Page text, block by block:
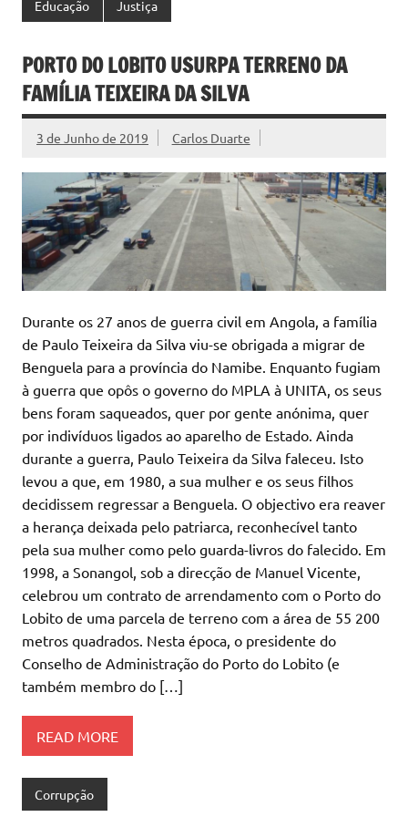
Educação Justiça
PORTO DO LOBITO USURPA TERRENO DA
FAMÍLIA TEIXEIRA DA SILVA
3 de Junho de 2019 Carlos Duarte
Durante os 27 anos de guerra civil em Angola, a família
de Paulo Teixeira da Silva viu-se obrigada a migrar de
Benguela para a província do Namibe. Enquanto fugiam
à guerra que opôs o governo do MPLA à UNITA, os seus
bens foram saqueados, quer por gente anónima, quer
por indivíduos ligados ao aparelho de Estado. Ainda
durante a guerra, Paulo Teixeira da Silva faleceu. Isto
levou a que, em 1980, a sua mulher e os seus filhos
decidissem regressar a Benguela. O objectivo era reaver
a herança deixada pelo patriarca, reconhecível tanto
pela sua mulher como pelo guarda-livros do falecido. Em
1998, a Sonangol, sob a direcção de Manuel Vicente,
celebrou um contrato de arrendamento com o Porto do
Lobito de uma parcela de terreno com a área de 55 200
metros quadrados. Nesta época, o presidente do
Conselho de Administração do Porto do Lobito (e
também membro do […]
READ MORE
Corrupção